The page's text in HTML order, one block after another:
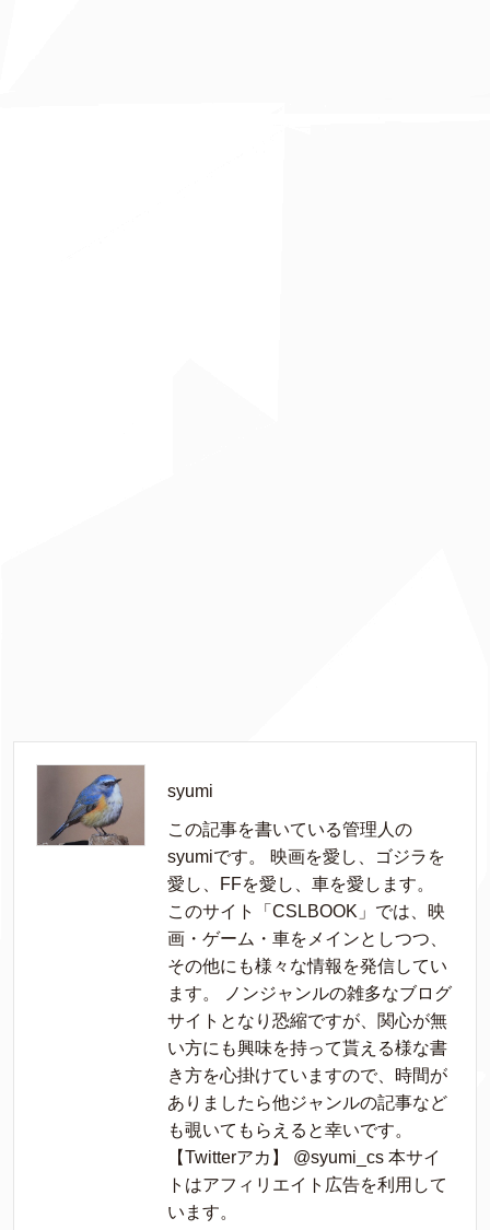
syumi
この記事を書いている管理人の
syumiです。 映画を愛し、ゴジラを
愛し、FFを愛し、車を愛します。
このサイト「CSLBOOK」では、映
画・ゲーム・車をメインとしつつ、
その他にも様々な情報を発信してい
ます。 ノンジャンルの雑多なブログ
サイトとなり恐縮ですが、関心が無
い方にも興味を持って貰える様な書
き方を心掛けていますので、時間が
ありましたら他ジャンルの記事など
も覗いてもらえると幸いです。
【Twitterアカ】 @syumi_cs 本サイ
トはアフィリエイト広告を利用して
います。